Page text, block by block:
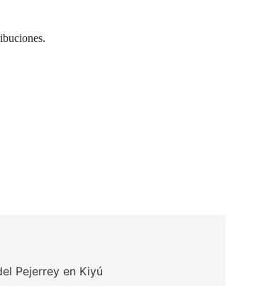
Pejerrey en Kiyú